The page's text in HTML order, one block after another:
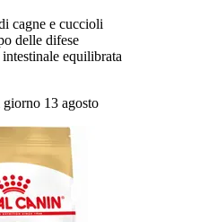
cagne e cuccioli
delle difese
equilibrata
13 agosto